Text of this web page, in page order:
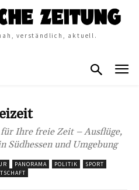
verständlich, aktuell.
Ihre freie Zeit – Ausflüge,
Südhessen und Umgebung
PANORAMA POLITIK
SPORT